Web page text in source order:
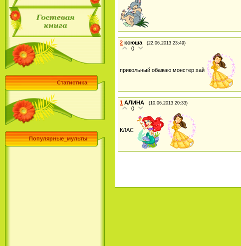
Статистика
Популярные_мульты
2 ксюша (22.06.2013 23:49)
0
прикольный обажаю монстер хай
1 АЛИНА (10.06.2013 20:33)
0
КЛАС